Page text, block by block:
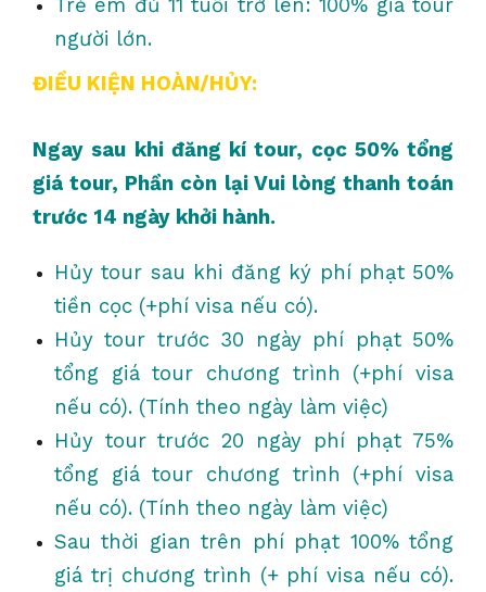
Trẻ em đủ 11 tuổi trở lên: 100% giá tour
người lớn.
ĐIỀU KIỆN HOÀN/HỦY:
Ngay sau khi đăng kí tour, cọc 50% tổng
giá tour, Phần còn lại Vui lòng thanh toán
trước 14 ngày khởi hành.
Hủy tour sau khi đăng ký phí phạt 50%
tiền cọc (+phí visa nếu có).
Hủy tour trước 30 ngày phí phạt 50%
tổng giá tour chương trình (+phí visa
nếu có). (Tính theo ngày làm việc)
Hủy tour trước 20 ngày phí phạt 75%
tổng giá tour chương trình (+phí visa
nếu có). (Tính theo ngày làm việc)
Sau thời gian trên phí phạt 100% tổng
giá trị chương trình (+ phí visa nếu có).